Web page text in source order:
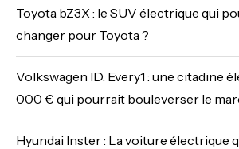
Toyota bZ3X : le SUV électrique qui
changer pour Toyota ?
Volkswagen ID. Every1 : une citadine
000 € qui pourrait bouleverser le
Hyundai Inster : La voiture électrique